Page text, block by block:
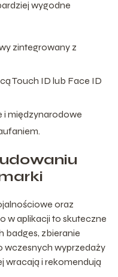
wygodne
zintegrowany z
Touch ID lub Face ID
i międzynarodowe
oraz
w aplikacji to skuteczne
badges, zbieranie
wczesnych wyprzedaży
wracają i rekomendują